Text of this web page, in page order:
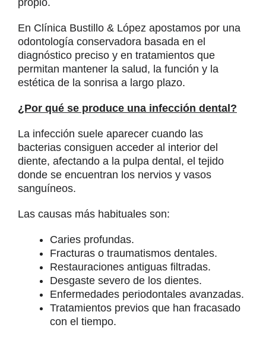
En Clínica Bustillo & López apostamos por una
odontología conservadora basada en el
diagnóstico preciso y en tratamientos que
permitan mantener la salud, la función y la
estética de la sonrisa a largo plazo.
¿Por qué se produce una infección dental?
La infección suele aparecer cuando las
bacterias consiguen acceder al interior del
diente, afectando a la pulpa dental, el tejido
donde se encuentran los nervios y vasos
sanguíneos.
Las causas más habituales son:
Caries profundas.
Fracturas o traumatismos dentales.
Restauraciones antiguas filtradas.
Desgaste severo de los dientes.
Enfermedades periodontales avanzadas.
Tratamientos previos que han fracasado
con el tiempo.